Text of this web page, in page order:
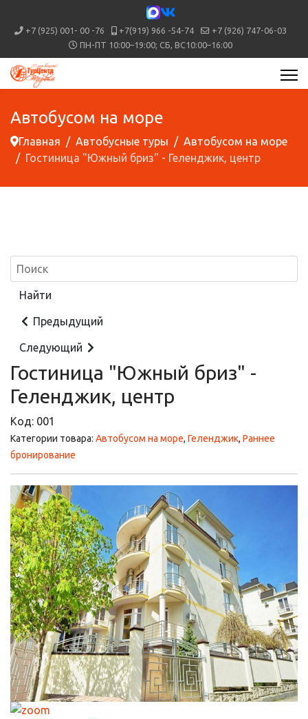
+7 (925) 001- 00 -76 +7(919) 966 -54-74
+7 (926) 747-06-03
ПН-ПТ 10:00–19:00; СБ, ВС10:00–16:00
Автобусом на море
Главная Автобусные туры
Автобусом на море
Гостиница "Южный бриз" - Геленджик, центр
Предыдущий
Следующий
Гостиница "Южный бриз" -
Геленджик, центр
Код: 001
Категории товара: Автобусом на море, Геленджик, Раннее
бронирование